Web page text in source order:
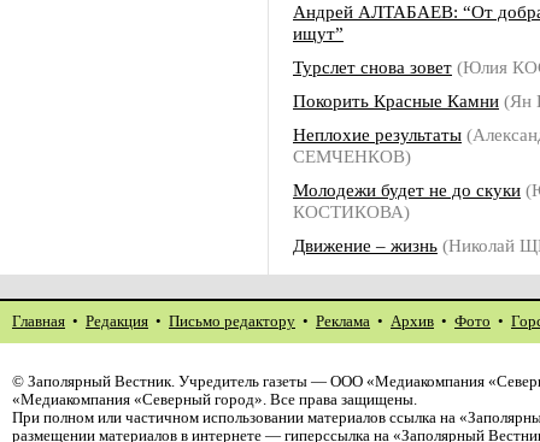
Андрей АЛТАБАЕВ: “От
ищут”
Турслет снова зовет (Юлия
Покорить Красные Камни (Ян
Неплохие результаты
СЕМЧЕНКОВ)
Молодежи будет не до скуки
КОСТИКОВА)
Движение – жизнь (Николай
Главная • Редакция • Письмо редактору • Реклама • Архив • Фото •
© Заполярный Вестник. Учредитель газеты — ООО «Медиакомпания
«Медиакомпания «Северный город». Все права защищены.
При полном или частичном использовании материалов ссылка на
размещении материалов в интернете — гиперссылка на «Заполярный